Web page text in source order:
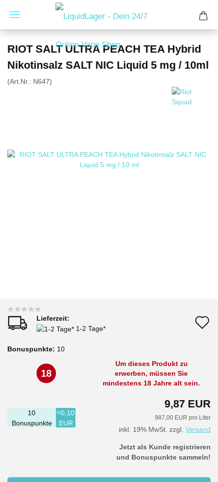
RIOT SALT ULTRA PEACH TEA Hybrid
Nikotinsalz SALT NIC Liquid 5 mg / 10ml
(Art.Nr.: N647)
Lieferzeit:
1-2 Tage*
Bonuspunkte: 10
18
Um dieses Produkt zu
erwerben, müssen Sie
mindestens 18 Jahre alt sein.
9,87 EUR
987,00 EUR pro Liter
inkl. 19% MwSt. zzgl. Versand
10
Bonuspunkte
≈0,10
EUR
Jetzt als Kunde registrieren
und Bonuspunkte sammeln!